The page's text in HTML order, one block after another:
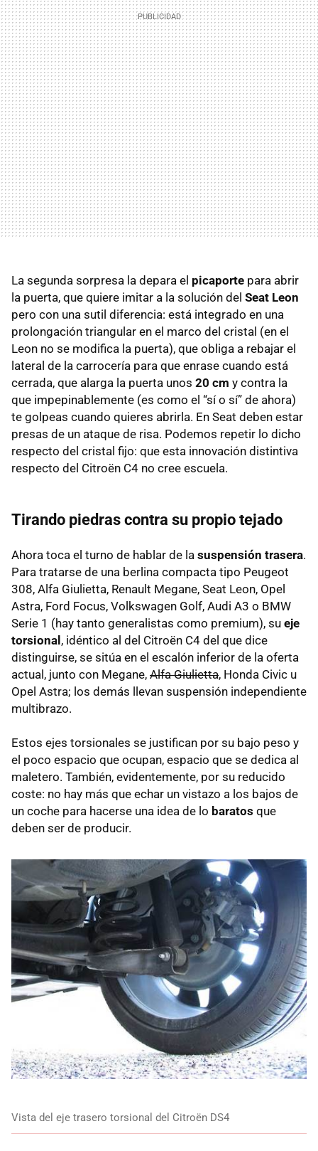
La segunda sorpresa la depara el picaporte para abrir
la puerta, que quiere imitar a la solución del Seat Leon
pero con una sutil diferencia: está integrado en una
prolongación triangular en el marco del cristal (en el
Leon no se modifica la puerta), que obliga a rebajar el
lateral de la carrocería para que enrase cuando está
cerrada, que alarga la puerta unos 20 cm y contra la
que impepinablemente (es como el “sí o sí” de ahora)
te golpeas cuando quieres abrirla. En Seat deben estar
presas de un ataque de risa. Podemos repetir lo dicho
respecto del cristal fijo: que esta innovación distintiva
respecto del Citroën C4 no cree escuela.
Tirando piedras contra su propio tejado
Ahora toca el turno de hablar de la suspensión trasera.
Para tratarse de una berlina compacta tipo Peugeot
308, Alfa Giulietta, Renault Megane, Seat Leon, Opel
Astra, Ford Focus, Volkswagen Golf, Audi A3 o BMW
Serie 1 (hay tanto generalistas como premium), su eje
torsional , idéntico al del Citroën C4 del que dice
distinguirse, se sitúa en el escalón inferior de la oferta
actual, junto con Megane, Alfa Giulietta, Honda Civic u
Opel Astra; los demás llevan suspensión independiente
multibrazo.
Estos ejes torsionales se justifican por su bajo peso y
el poco espacio que ocupan, espacio que se dedica al
maletero. También, evidentemente, por su reducido
coste: no hay más que echar un vistazo a los bajos de
un coche para hacerse una idea de lo baratos que
deben ser de producir.
Vista del eje trasero torsional del Citroën DS4